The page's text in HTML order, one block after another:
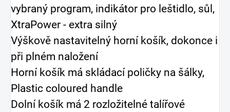
vybraný program, indikátor pro leštidlo, sůl,
XtraPower - extra silný
Výškově nastavitelný horní košík, dokonce i
při plném naložení
Horní košík má skládací poličky na šálky,
Plastic coloured handle
Dolní košík má 2 rozložitelné talířové